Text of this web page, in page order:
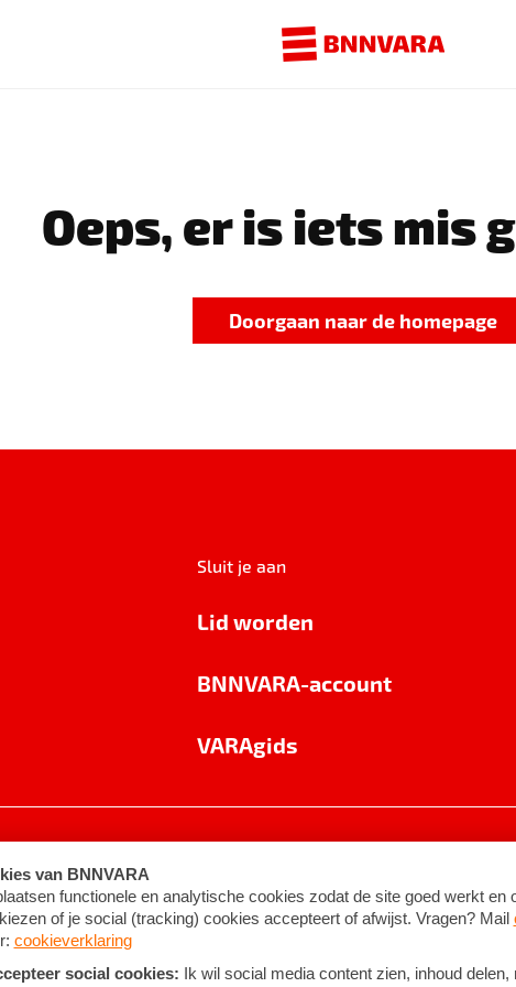
Oeps, er is iets mis
Doorgaan naar de homepage
Sluit je aan
Lid worden
BNNVARA-account
VARAgids
Algemene voorwaarden ©2026BNNVARA